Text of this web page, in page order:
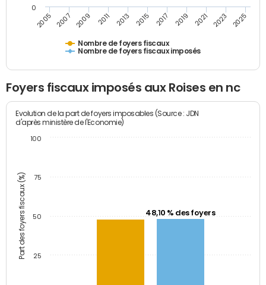
Nombre de foyers fiscaux
Nombre de foyers fiscaux imposés
2005 2007 2009 2011 2013 2015 2017 2019 2021 2023 2025
0
Foyers fiscaux imposés aux Roises en nc
Part des foyers fiscaux (%)
Evolution de la part de foyers imposables (Source : JDN
d'après ministère de l'Economie)
48,10 % des foyers
25
50
75
100